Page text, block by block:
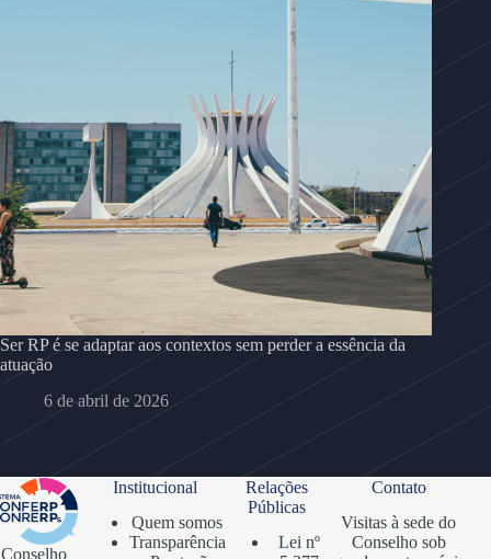
Ser RP é se adaptar aos contextos sem perder a essência da
atuação
6 de abril de 2026
Conselho
Institucional
Quem somos
Transparência
Relações
Públicas
Lei nº
Contato
Visitas à sede do
Conselho sob